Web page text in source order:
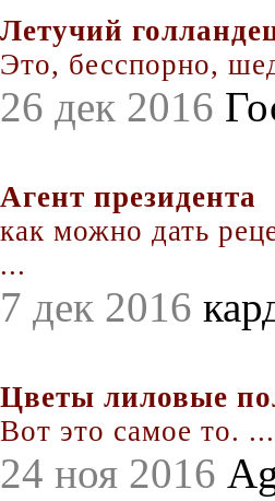
Летучий
Это, бесспорно,
26 дек 2016
Агент президента
как можно дать
...
7 дек 2016
Цветы лиловые
Вот это самое то. ...
24 ноя 2016